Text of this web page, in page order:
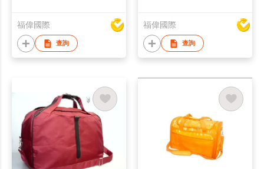
福偉國際
查詢
福偉國際
查詢